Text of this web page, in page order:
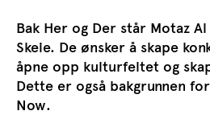
Bak Her og Der står Motaz
Skeie. De ønsker å skape
åpne opp kulturfeltet og
Dette er også bakgrunnen
Now.